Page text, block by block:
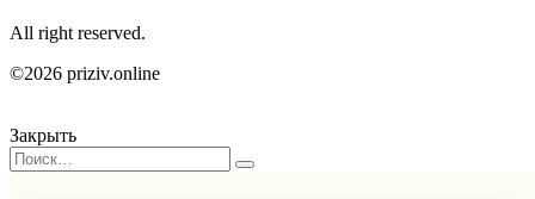
All right reserved.
©2026 priziv.online
Закрыть